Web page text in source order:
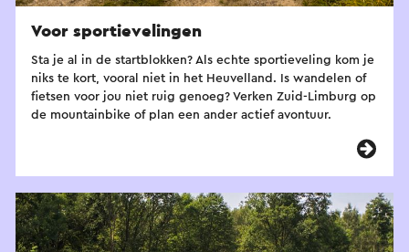
Voor sportievelingen
Sta je al in de startblokken? Als echte sportieveling kom je
niks te kort, vooral niet in het Heuvelland. Is wandelen of
fietsen voor jou niet ruig genoeg? Verken Zuid-Limburg op
de mountainbike of plan een ander actief avontuur.